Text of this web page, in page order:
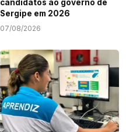
candidatos ao governo de
Sergipe em 2026
07/08/2026